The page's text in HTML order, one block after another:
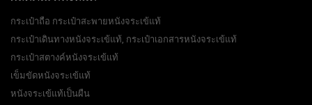
กระเป๋าถือ กระเป๋าสะพายหนังจระเข้แท้
กระเป๋าเดินทางหนังจระเข้แท้, กระเป๋าเอกสารหนังจระเข้แท้
กระเป๋าสตางค์หนังจระเข้แท้
เข็มขัดหนังจระเข้แท้
หนังจระเข้แท้เป็นผืน